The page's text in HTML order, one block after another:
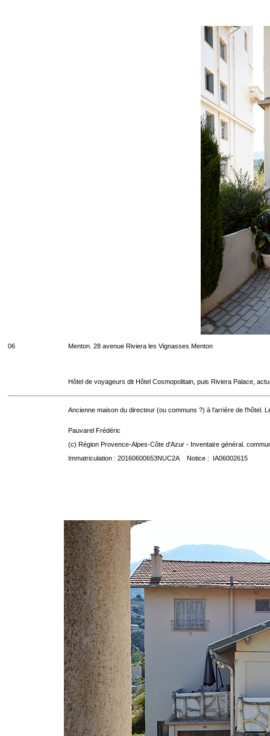
06 Menton. 28 avenue Riviera les Vignasses Menton
Hôtel de voyageurs dit Hôtel Cosmopolitain, puis Riviera Palace,
Ancienne maison du directeur (ou communs ?) à l'arrière de l'hôtel.
Pauvarel Frédéric
(c) Région Provence-Alpes-Côte d'Azur - Inventaire général.
Immatriculation : 20160600653NUC2A Notice : IA06002615